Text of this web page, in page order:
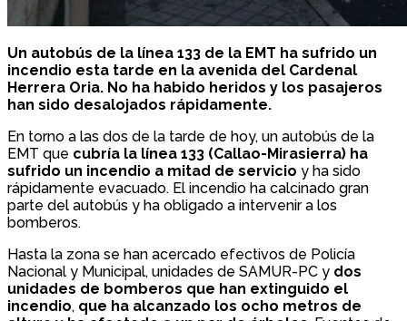
Un autobús de la línea 133 de la EMT ha sufrido un
incendio esta tarde en la avenida del Cardenal
Herrera Oria. No ha habido heridos y los pasajeros
han sido desalojados rápidamente.
En torno a las dos de la tarde de hoy, un autobús de la
EMT que cubría la línea 133 (Callao-Mirasierra) ha
sufrido un incendio a mitad de servicio y ha sido
rápidamente evacuado. El incendio ha calcinado gran
parte del autobús y ha obligado a intervenir a los
bomberos.
Hasta la zona se han acercado efectivos de Policía
Nacional y Municipal, unidades de SAMUR-PC y dos
unidades de bomberos que han extinguido el
incendio, que ha alcanzado los ocho metros de